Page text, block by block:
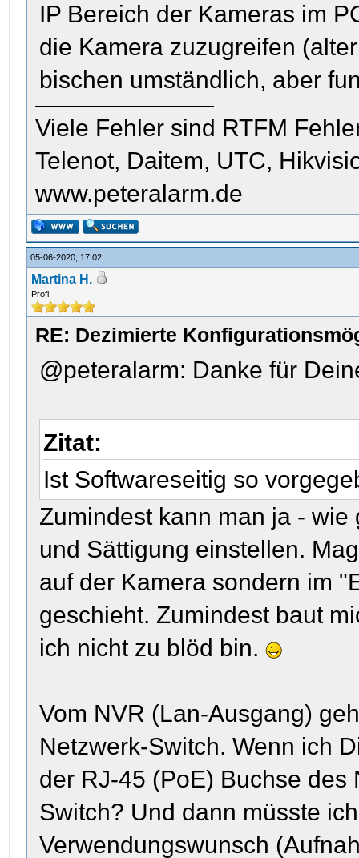
IP Bereich der Kameras im
die Kamera zuzugreifen
bischen umständlich, aber
Viele Fehler sind RTFM
Telenot, Daitem, UTC,
www.peteralarm.de
05-06-2020, 17:02
Martina H.
Profi
RE: Dezimierte
@peteralarm: Danke für
Zitat:
Ist Softwareseitig so
Zumindest kann man ja -
und Sättigung einstellen.
auf der Kamera sondern im
geschieht. Zumindest baut
ich nicht zu blöd bin.
Vom NVR (Lan-Ausgang)
Netzwerk-Switch. Wenn ich
der RJ-45 (PoE) Buchse
Switch? Und dann müsste
Verwendungswunsch